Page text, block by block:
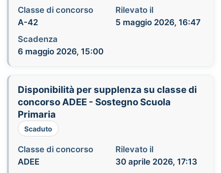
Classe di concorso
A-42
Rilevato il
5 maggio 2026, 16:47
Scadenza
6 maggio 2026, 15:00
Disponibilità per supplenza su classe di
concorso ADEE - Sostegno Scuola
Primaria
Scaduto
Classe di concorso
ADEE
Rilevato il
30 aprile 2026, 17:13